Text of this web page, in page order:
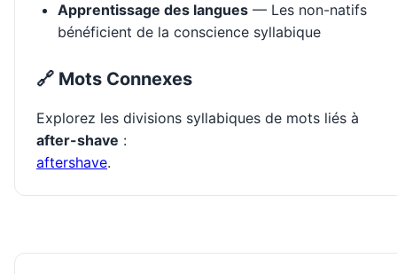
Apprentissage des langues — Les non-natifs
bénéficient de la conscience syllabique
🔗 Mots Connexes
Explorez les divisions syllabiques de mots liés à
after-shave :
aftershave.